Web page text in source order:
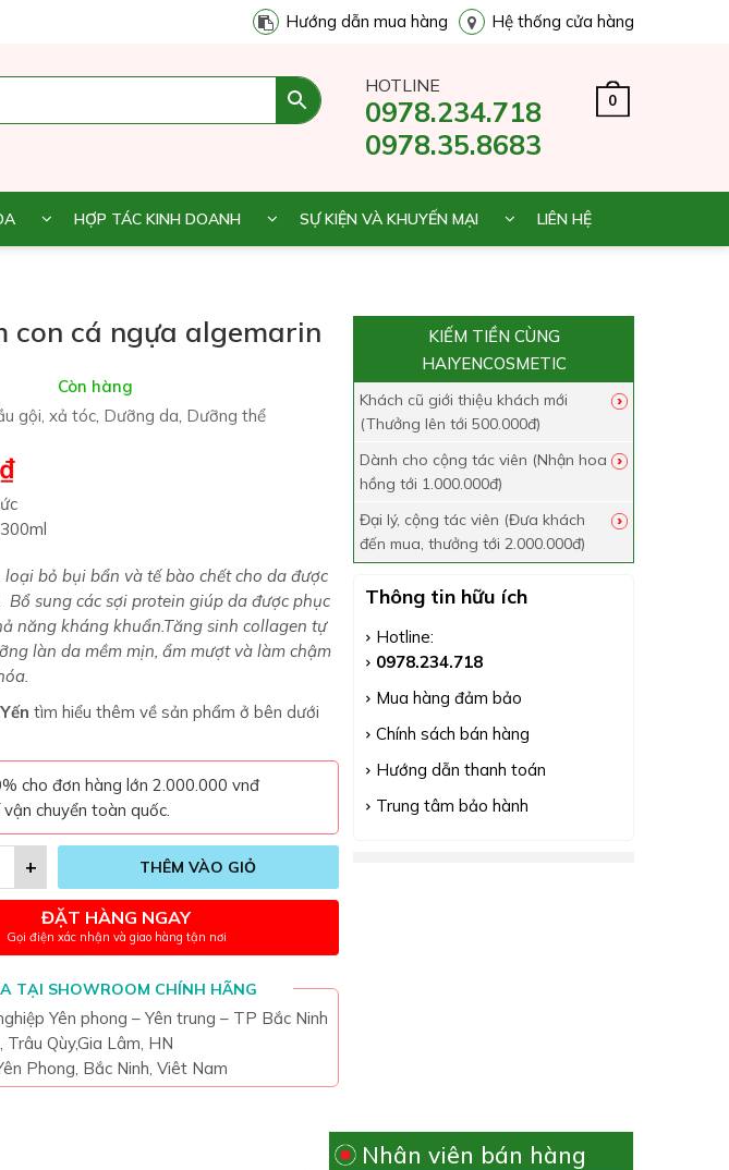
Hướng dẫn mua hàng Hệ thống cửa hàng
HOTLINE
0978.234.718
0978.35.8683
0
HỢP TÁC KINH DOANH SỰ KIỆN VÀ KHUYẾN MẠI LIÊN HỆ
con cá ngựa algemarin
Còn hàng
gội, xả tóc, Dưỡng da, Dưỡng thể
₫
loại bỏ bụi bẩn và tế bào chết cho da được
sung các sợi protein giúp da được phục
năng kháng khuẩn.Tăng sinh collagen tự
làn da mềm mịn, ẩm mượt và làm chậm
tìm hiểu thêm về sản phẩm ở bên dưới
cho đơn hàng lớn 2.000.000 vnđ
vận chuyển toàn quốc.
+ THÊM VÀO GIỎ
ĐẶT HÀNG NGAY
Gọi điện xác nhận và giao hàng tận nơi
TẠI SHOWROOM CHÍNH HÃNG
Yên phong – Yên trung – TP Bắc Ninh
Trâu Qùy,Gia Lâm, HN
Phong, Bắc Ninh, Viêt Nam
KIẾM TIỀN CÙNG
HAIYENCOSMETIC
Khách cũ giới thiệu khách mới
(Thưởng lên tới 500.000đ)
Dành cho cộng tác viên (Nhận hoa
hồng tới 1.000.000đ)
Đại lý, cộng tác viên (Đưa khách
đến mua, thưởng tới 2.000.000đ)
Thông tin hữu ích
Hotline:
0978.234.718
Mua hàng đảm bảo
Chính sách bán hàng
Hướng dẫn thanh toán
Trung tâm bảo hành
Nhân viên bán hàng